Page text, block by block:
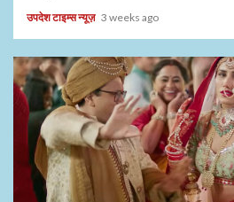
उपदेश टाइम्स न्यूज़ 3 weeks ago
1 min read